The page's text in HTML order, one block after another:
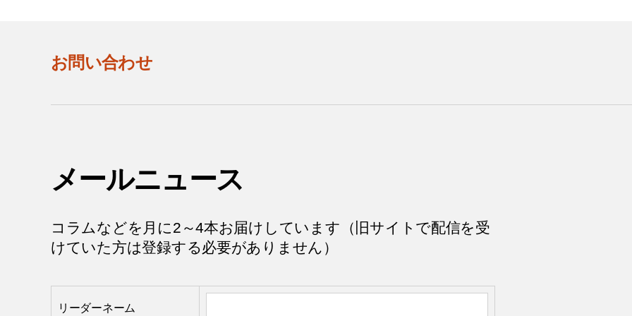
お問い合わせ
メールニュース
コラムなどを月に2～4本お届けしています（旧サイトで配信を受
けていた方は登録する必要がありません）
リーダーネーム